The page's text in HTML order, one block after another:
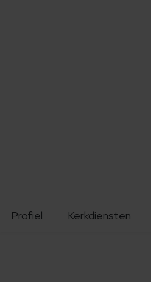
Profiel Kerkdiensten